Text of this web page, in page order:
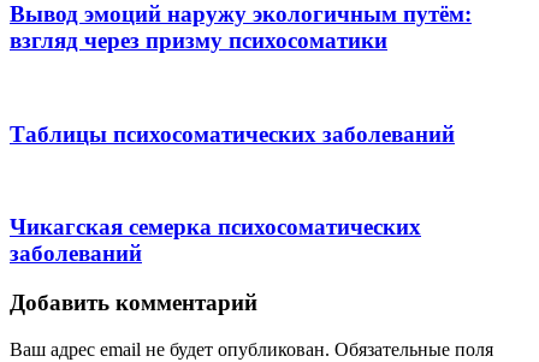
Вывод эмоций наружу экологичным путём:
взгляд через призму психосоматики
Таблицы психосоматических заболеваний
Чикагская семерка психосоматических
заболеваний
Добавить комментарий
Ваш адрес email не будет опубликован. Обязательные поля